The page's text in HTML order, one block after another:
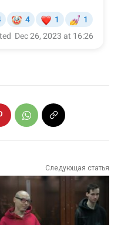
Следующая статья